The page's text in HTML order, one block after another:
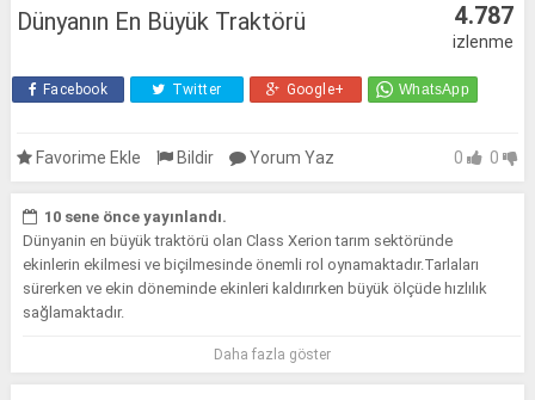
Dünyanın En Büyük Traktörü 4.787
izlenme
Facebook Twitter Google+
Favorime Ekle Bildir Yorum Yaz 0 0
10 sene önce yayınlandı.
Dünyanin en büyük traktörü olan Class Xerion tarım sektöründe
ekinlerin ekilmesi ve biçilmesinde önemli rol oynamaktadır.Tarlaları
sürerken ve ekin döneminde ekinleri kaldırırken büyük ölçüde hızlılık
sağlamaktadır.
Daha fazla göster